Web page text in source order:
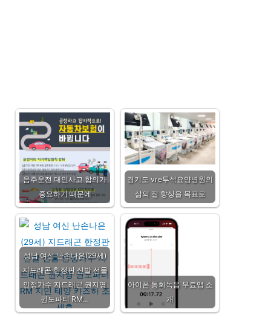
음주운전 대인사고 합의가
중요하기 때문에
경기도 vre투석요양병원의
삶의 질 향상을 목표로
성남 여신 난손나은(29세)
지드래곤 한정판 신발 선물
인정가수 지드래곤 권지영
권도파티 RM…
아이폰 통화녹음 무료앱 소
개